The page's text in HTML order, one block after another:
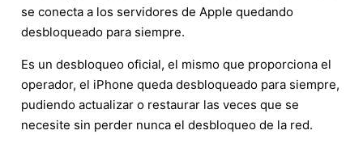
se conecta a los servidores de Apple quedando
desbloqueado para siempre.
Es un desbloqueo oficial, el mismo que proporciona el
operador, el iPhone queda desbloqueado para siempre,
pudiendo actualizar o restaurar las veces que se
necesite sin perder nunca el desbloqueo de la red.